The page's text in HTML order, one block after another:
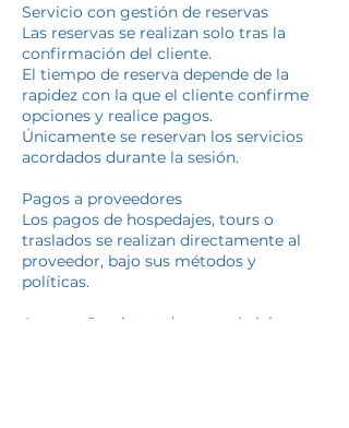
Servicio con gestión de reservas
Las reservas se realizan solo tras la
confirmación del cliente.
El tiempo de reserva depende de la
rapidez con la que el cliente confirme
opciones y realice pagos.
Únicamente se reservan los servicios
acordados durante la sesión.
Pagos a proveedores
Los pagos de hospedajes, tours o
traslados se realizan directamente al
proveedor, bajo sus métodos y
políticas.
Acompañamiento durante el viaje